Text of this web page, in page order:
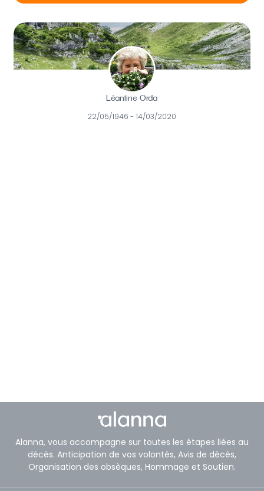
Léantine Orda
22/05/1946 - 14/03/2020
Alanna, vous accompagne sur toutes les étapes liées au
décès. Anticipation de vos volontés, Avis de décès,
Organisation des obsèques, Hommage et Soutien.